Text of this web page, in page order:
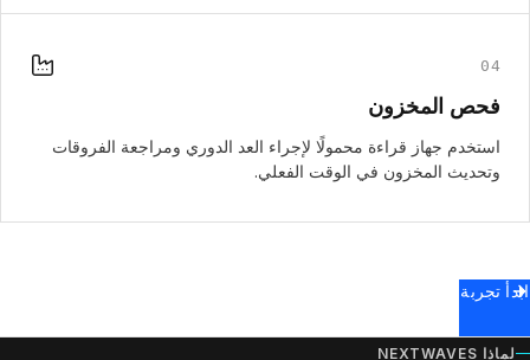
04
فحص المخزون
استخدم جهاز قراءة محمولًا لإجراء العد الدوري ومراجعة الفروقات
وتحديث المخزون في الوقت الفعلي.
ابدأ تجربة
لماذا NEXTWAVES